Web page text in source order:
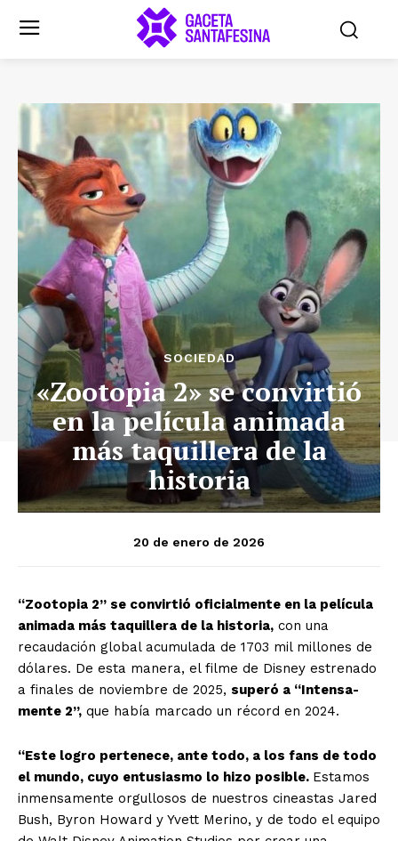
SOCIEDAD
«Zootopia 2» se convirtió
en la película animada
más taquillera de la
historia
20 de enero de 2026
“Zootopia 2” se convirtió oficialmente en la película
animada más taquillera de la historia, con una
recaudación global acumulada de 1703 mil millones de
dólares. De esta manera, el filme de Disney estrenado
a finales de noviembre de 2025, superó a “Intensa-
mente 2”, que había marcado un récord en 2024.
“Este logro pertenece, ante todo, a los fans de todo
el mundo, cuyo entusiasmo lo hizo posible. Estamos
inmensamente orgullosos de nuestros cineastas Jared
Bush, Byron Howard y Yvett Merino, y de todo el equipo